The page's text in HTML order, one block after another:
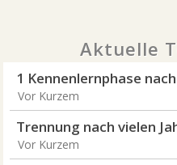
Aktuelle
1 Kennenlernphase
Vor Kurzem
Trennung nach vielen
Vor Kurzem